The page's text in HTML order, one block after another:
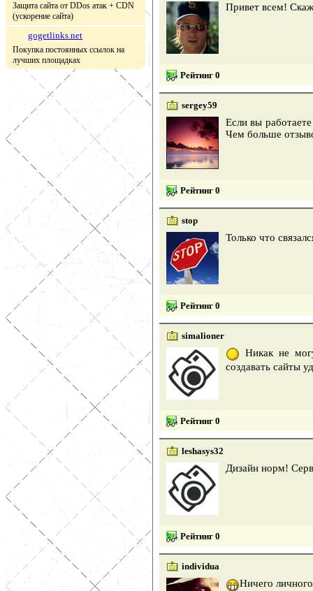
Защита сайта от DDos атак + CDN
(ускорение сайта)
gogetlinks.net
Покупка постоянных ссылок на
лучших площадках
Привет всем!
Рейтинг 0
sergey59
Если вы
Чем больше
Рейтинг 0
stop
Только что
Рейтинг 0
simalioner
Никак не
создавать сайты
Рейтинг 0
leshasys32
Дизайн норм!
Рейтинг 0
individua
Ничего